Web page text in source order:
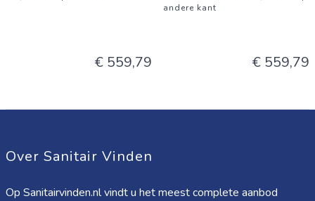
€ 559,79
andere kant
€ 559,79
Over Sanitair Vinden
Op Sanitairvinden.nl vindt u het meest complete aanbod